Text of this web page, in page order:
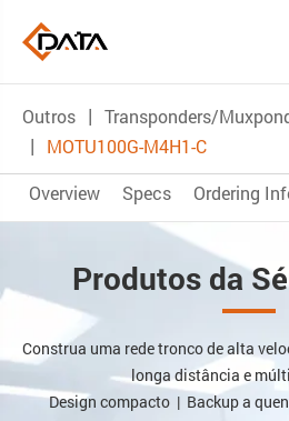
Outros
Transponders/
MOTU100G-M4H1-C
Overview
Specs Ordering
Produtos da
Construa uma rede tronco de alta
longa distância e
Design compacto | Backup a